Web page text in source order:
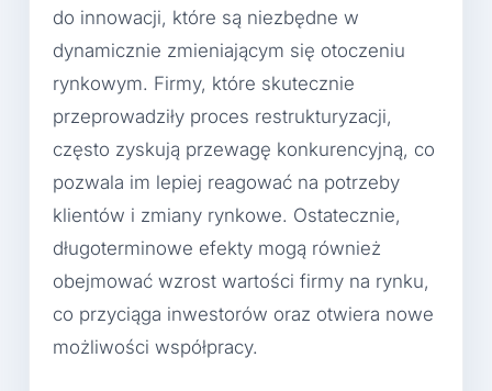
do innowacji, które są niezbędne w
dynamicznie zmieniającym się otoczeniu
rynkowym. Firmy, które skutecznie
przeprowadziły proces restrukturyzacji,
często zyskują przewagę konkurencyjną, co
pozwala im lepiej reagować na potrzeby
klientów i zmiany rynkowe. Ostatecznie,
długoterminowe efekty mogą również
obejmować wzrost wartości firmy na rynku,
co przyciąga inwestorów oraz otwiera nowe
możliwości współpracy.